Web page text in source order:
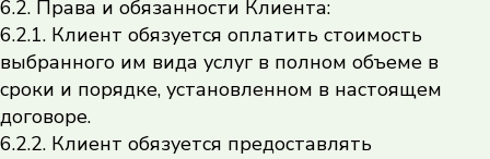
6.2. Права и обязанности Клиента:
6.2.1. Клиент обязуется оплатить стоимость
выбранного им вида услуг в полном объеме в
сроки и порядке, установленном в настоящем
договоре.
6.2.2. Клиент обязуется предоставлять